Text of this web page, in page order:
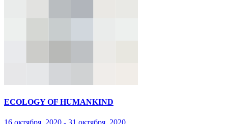
ECOLOGY OF HUMANKIND
16 октября, 2020 - 31 октября, 2020